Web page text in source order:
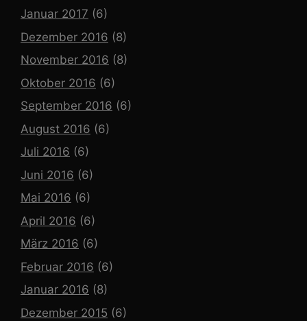
Januar 2017 (6)
Dezember 2016 (8)
November 2016 (8)
Oktober 2016 (6)
September 2016 (6)
August 2016 (6)
Juli 2016 (6)
Juni 2016 (6)
Mai 2016 (6)
April 2016 (6)
März 2016 (6)
Februar 2016 (6)
Januar 2016 (8)
Dezember 2015 (6)